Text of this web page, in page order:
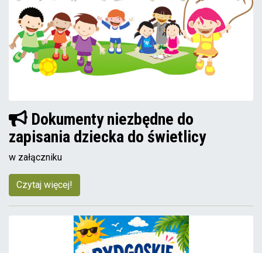
Dokumenty niezbędne do
zapisania dziecka do świetlicy
w załączniku
Czytaj więcej!